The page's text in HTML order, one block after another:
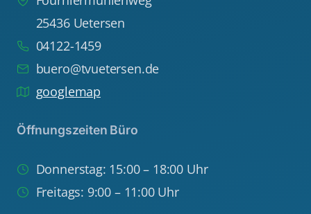
25436 Uetersen
04122-1459
buero@tvuetersen.de
googlemap
Öffnungszeiten Büro
Donnerstag: 15:00 – 18:00 Uhr
Freitags: 9:00 – 11:00 Uhr